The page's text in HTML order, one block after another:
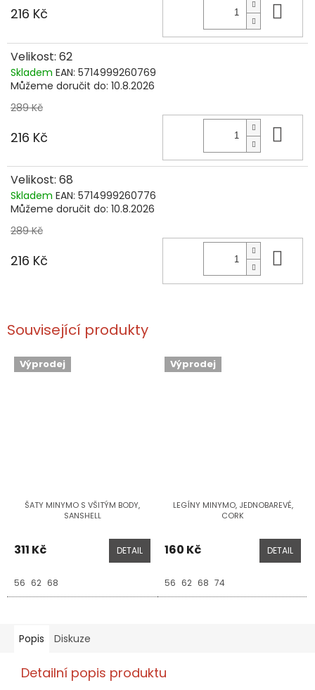
216 Kč
Velikost: 62
Skladem EAN: 5714999260769
Můžeme doručit do: 10.8.2026
289 Kč
216 Kč
Velikost: 68
Skladem EAN: 5714999260776
Můžeme doručit do: 10.8.2026
289 Kč
216 Kč
Související produkty
Výprodej
ŠATY MINYMO S VŠITÝM BODY,
SANSHELL
311 Kč DETAIL
56 62 68
Výprodej
LEGÍNY MINYMO, JEDNOBAREVÉ,
CORK
160 Kč DETAIL
56 62 68 74
Popis Diskuze
Detailní popis produktu